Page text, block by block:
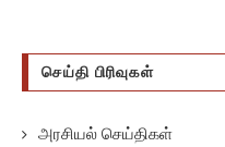
செய்தி பிரிவுகள்
அரசியல் செய்திகள்